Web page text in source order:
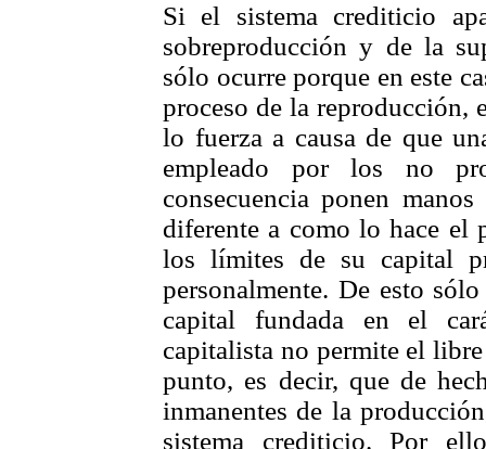
Si el sistema crediticio
sobreproducción y de la
sólo ocurre porque en este
proceso de la reproducción,
lo fuerza a causa de que
empleado por los no
consecuencia ponen
diferente a como lo hace el
los límites de su capital
personalmente. De esto
capital fundada en el
capitalista no permite el
punto, es decir, que de
inmanentes de la
sistema crediticio. Por